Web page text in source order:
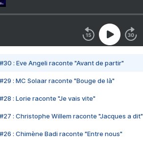
#30 : Eve Angeli raconte "Avant de partir"
#29 : MC Solaar raconte "Bouge de là"
#28 : Lorie raconte "Je vais vite"
#27 : Christophe Willem raconte "Jacques a dit"
#26 : Chimène Badi raconte "Entre nous"